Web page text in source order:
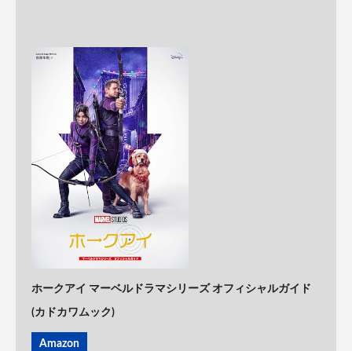
ホークアイ マーベルドラマシリーズ オフィシャルガイド
(カドカワムック)
Amazon